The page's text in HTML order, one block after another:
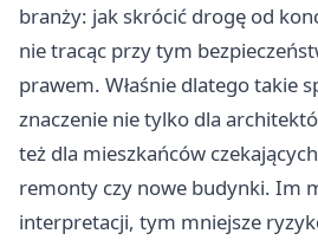
branży: jak skrócić drogę od
nie tracąc przy tym
prawem. Właśnie dlatego takie
znaczenie nie tylko dla
też dla mieszkańców
remonty czy nowe budynki. Im
interpretacji, tym mniejsze